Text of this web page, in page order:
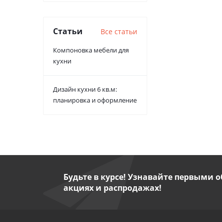
Статьи Все статьи
Компоновка мебели для
кухни
Дизайн кухни 6 кв.м:
планировка и оформление
Будьте в курсе! Узнавайте первыми
акциях и распродажах!